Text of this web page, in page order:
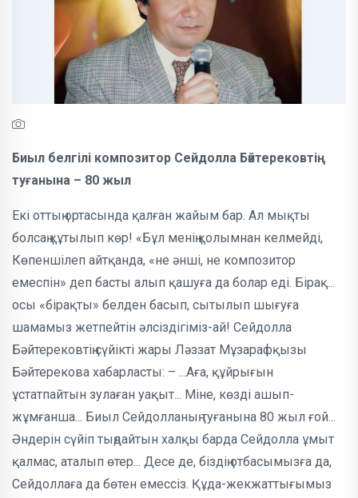
Биыл белгілі композитор Сейдолла Бәйтерековтің
туғанына – 80 жыл
Екі оттың ортасында қалған жайым бар. Ал мықты
болсаң құтылып көр! «Бұл менің қолымнан келмейді,
Көпеншілеп айтқанда, «не әнші, не композитор
емеспін» деп басты алып қашуға да болар еді. Бірақ...
осы «бірақты» белден басып, сытылып шығуға
шамамыз жетпейтін әлсіздігіміз-ай! Сейдолла
Бәйтерековтің сүйікті жары Ләззат Мұзарафқызы
Бәйтерекова хабарласты: – ...Аға, құйрығын
ұстатпайтын зулаған уақыт... Міне, көзді ашып-
жұмғанша... Биыл Сейдолланың туғанына 80 жыл ғой...
Әндерін сүйіп тыңдайтын халқы барда Сейдолла ұмыт
қалмас, аталып өтер... Десе де, біздің отбасымызға да,
Сейдоллаға да бөтен емессіз. Құда-жекжаттығымыз